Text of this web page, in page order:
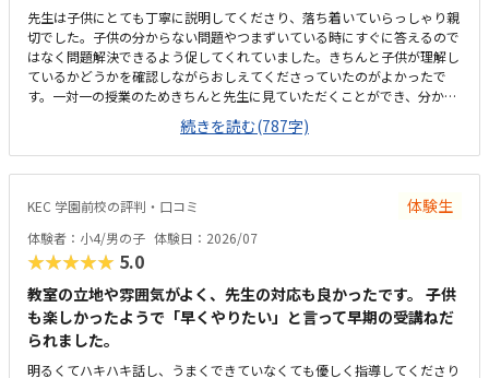
先生は子供にとても丁寧に説明してくださり、落ち着いていらっしゃり親
切でした。子供の分からない問題やつまずいている時にすぐに答えるので
はなく問題解決できるよう促してくれていました。きちんと子供が理解し
ているかどうかを確認しながらおしえてくださっていたのがよかったで
す。一対一の授業のためきちんと先生に見ていただくことができ、分から
ない時も先生に質問できるので子供にとっても安心して授業が受けれると
思いました。独自のプログラムを利用し、設定された目標に基づいたクラ
スだと思います。発表する日もあるようで、自分の言葉で考えや意見を伝
える力が養えることも魅力だと思いました。教材もきちんと用意していて
くださり、説明も子供がわかりやすいように丁寧でした。駐車場はとても
広く、時間制限もないため授業の時間停めることができることがよかった
です。個人的には家から子供が自分で通える距離ではないのが残念です。
教室がほかの会社の一部にありますが、体験中はとても静かで特に気にな
ることはありませんでした。広さは一対一のクラスのためちょうどよい大
きさです。机も椅子も清潔でシンプルで集中できる環境です。他のプログ
ラミングのクラスの費用などとくらべていないのでわかりませんが、個人
的には安くはないです。個別クラスなら妥当な授業料とは感じます。子供
は知っているけど、普段遊んだことがないマインクラフトで遊びながら学
べ、嬉しくて楽しかったようです。普段、座学が得意ではない子供集中し
続きを読む(787字)
KEC 学園前校の評判・口コミ 体験生
体験者：小4/男の子 体験日：2026/07
★★★★★ 5.0
教室の立地や雰囲気がよく、先生の対応も良かったです。 子供
も楽しかったようで「早くやりたい」と言って早期の受講ねだ
られました。
明るくてハキハキ話し、うまくできていなくても優しく指導してくださり